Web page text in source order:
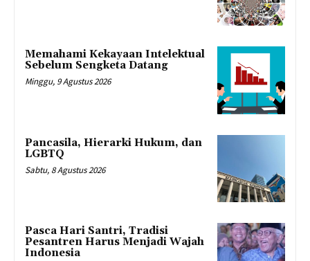
Memahami Kekayaan Intelektual
Sebelum Sengketa Datang
Minggu, 9 Agustus 2026
Pancasila, Hierarki Hukum, dan
LGBTQ
Sabtu, 8 Agustus 2026
Pasca Hari Santri, Tradisi
Pesantren Harus Menjadi Wajah
Indonesia